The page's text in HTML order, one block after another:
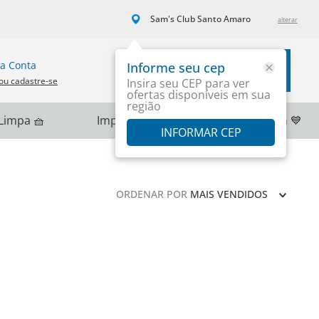
Sam's Club Santo Amaro
Informe seu cep
Insira seu CEP para ver
ofertas disponíveis em sua
região
INFORMAR CEP
Conta
cadastre-se
Carrinho
🧺 Importados 🌎 PlayStation 💙
ORDENAR POR MAIS VENDIDOS